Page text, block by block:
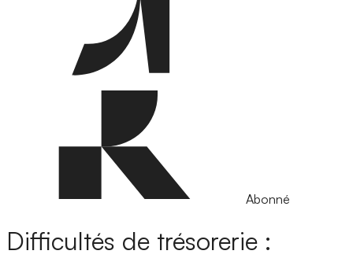
Abonné
Difficultés de trésorerie :